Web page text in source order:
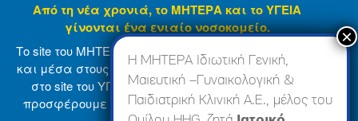
© 2007-2024 ΜΗΤΕΡΑ Α.Ε Όροι Χρήσης
Η ΜΗΤΕΡΑ Ιδιωτική Γενική,
Μαιευτική –Γυναικολογική &
Παιδιατρική Κλινική Α.Ε., μέλος του
Από τη νέα χρονιά, το ΜΗΤΕΡΑ και το ΥΓΕΙΑ
γίνονται ένα ενιαίο νοσοκομείο.
Το site του ΜΗΤΕΡΑ βρίσκεται σε φάση ανανέωσης
και μέσα στους επόμενους μήνες θα ενσωματωθεί
στο site του ΥΓΕΙΑ (www.hygeia.gr), ώστε να σας
προσφέρουμε μια πιο ολοκληρωμένη και ενιαία